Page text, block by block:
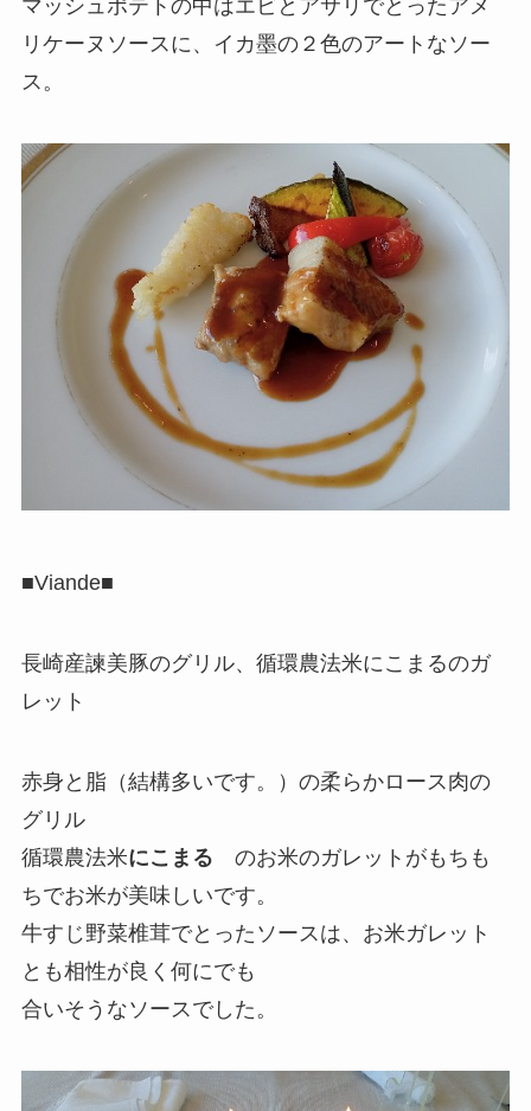
マッシュポテトの中はエビとアサリでとったアメ
リケーヌソースに、イカ墨の２色のアートなソー
ス。
■Viande■
長崎産諫美豚のグリル、循環農法米にこまるのガ
レット
赤身と脂（結構多いです。）の柔らかロース肉の
グリル
循環農法米にこまる のお米のガレットがもちも
ちでお米が美味しいです。
牛すじ野菜椎茸でとったソースは、お米ガレット
とも相性が良く何にでも
合いそうなソースでした。